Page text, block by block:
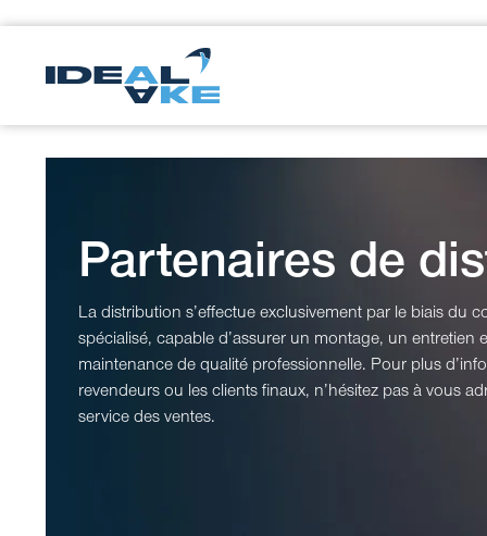
Partenaires de
La distribution s’effectue exclusivement par le biais du
spécialisé, capable d’assurer un montage, un entretien
maintenance de qualité professionnelle. Pour plus
revendeurs ou les clients finaux, n’hésitez pas à vous
service des ventes.